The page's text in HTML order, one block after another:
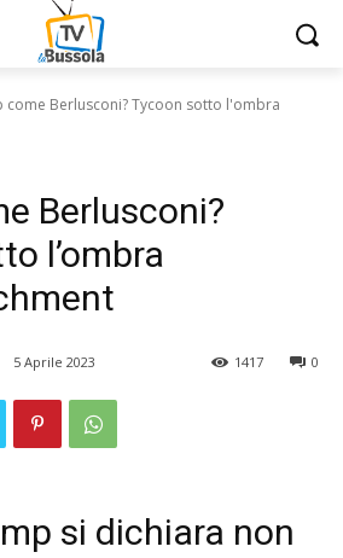
come Berlusconi? Tycoon sotto l'ombra
Berlusconi?
l’ombra
5 Aprile 2023 0
1417
si dichiara non